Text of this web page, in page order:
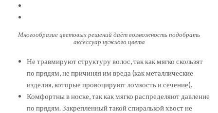
Многообразие цветовых решений даёт возможность подобрать
аксессуар нужного цвета
Не травмируют структуру волос, так как мягко скользят
по прядям, не причиняя им вреда (как металлические
изделия, которые провоцируют ломкость и сечение).
Комфортны в носке, так как мягко распределяют давление
по прядям. Закрепленный такой спиралькой хвост не